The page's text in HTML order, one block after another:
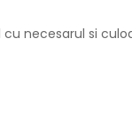
necesarul si